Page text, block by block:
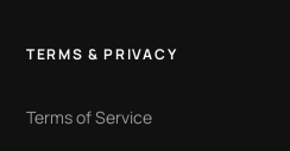
TERMS & PRIVACY
Terms of Service